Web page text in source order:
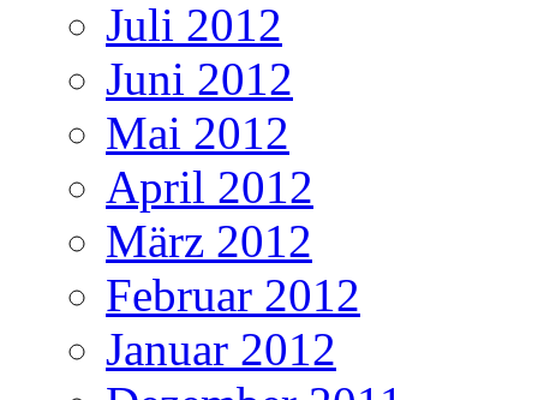
Juli 2012
Juni 2012
Mai 2012
April 2012
März 2012
Februar 2012
Januar 2012